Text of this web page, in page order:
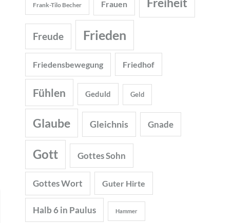
Frank-Tilo Becher Frauen Freiheit
Freude Frieden
Friedensbewegung Friedhof
Fühlen Geduld Geld
Glaube Gleichnis Gnade
Gott Gottes Sohn
Gottes Wort Guter Hirte
Halb 6 in Paulus Hammer